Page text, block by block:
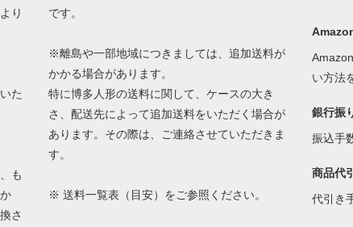
り
た
も
さ
です。
※離島や一部地域につきましては、追加送料が
かかる場合があります。
特に博多人形の送料に関して、ケースの大き
さ、配送先によって追加送料をいただく場合が
あります。その際は、ご連絡させていただきま
す。
※送料一覧表（目安） をご参照ください。
い方法
銀行振
振込手
商品代
代引き